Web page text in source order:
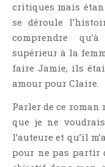
critiques mais
se déroule
comprendre
supérieur à la
faire Jamie, ils
amour pour Claire.
Parler de ce roman
que je ne
l’auteure et qu’il
pour ne pas partir